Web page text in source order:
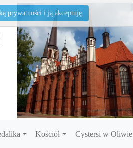
Kościół Cystersi w Oliwie
prywatności i ją akceptuję.